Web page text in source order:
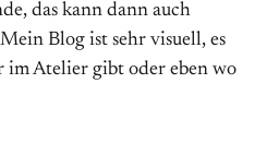
das kann dann auch
Blog ist sehr visuell, es
im Atelier gibt oder eben wo